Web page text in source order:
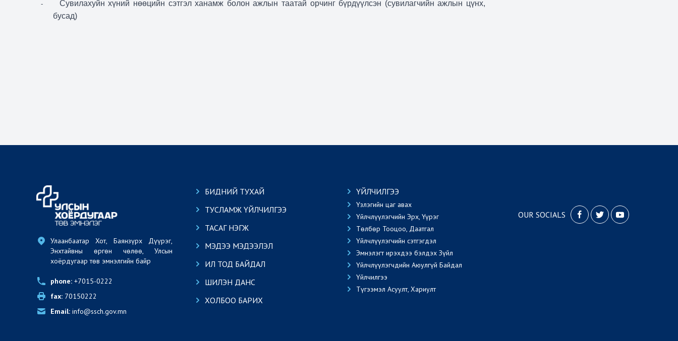
-
Сувилахуйн хүний нөөцийн сэтгэл ханамж болон ажлын таатай орчинг бүрдүүлсэн (сувилагчийн ажлын цүнх,
бусад)
Улаанбаатар Хот, Баянзүрх Дүүрэг,
Энхтайвны өргөн чөлөө, Улсын
хоёрдугаар төв эмнэлгийн байр
phone: +7015-0222
fax: 70150222
Email: info@ssch.gov.mn
БИДНИЙ ТУХАЙ
ТУСЛАМЖ ҮЙЛЧИЛГЭЭ
ТАСАГ НЭГЖ
МЭДЭЭ МЭДЭЭЛЭЛ
ИЛ ТОД БАЙДАЛ
ШИЛЭН ДАНС
ХОЛБОО БАРИХ
ҮЙЛЧИЛГЭЭ
Үзлэгийн цаг авах
Үйлчлүүлэгчийн Эрх, Үүрэг
Төлбөр Тооцоо, Даатгал
Үйлчлүүлэгчийн сэтгэгдэл
Эмнэлэгт ирэхдээ бэлдэх Зүйл
Үйлчлүүлэгчдийн Аюулгүй Байдал
Үйлчилгээ
Түгээмэл Асуулт, Хариулт
OUR SOCIALS